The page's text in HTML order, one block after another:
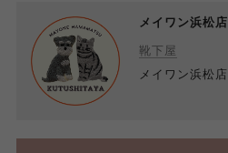
メイワン浜松店
靴下屋
メイワン浜松店